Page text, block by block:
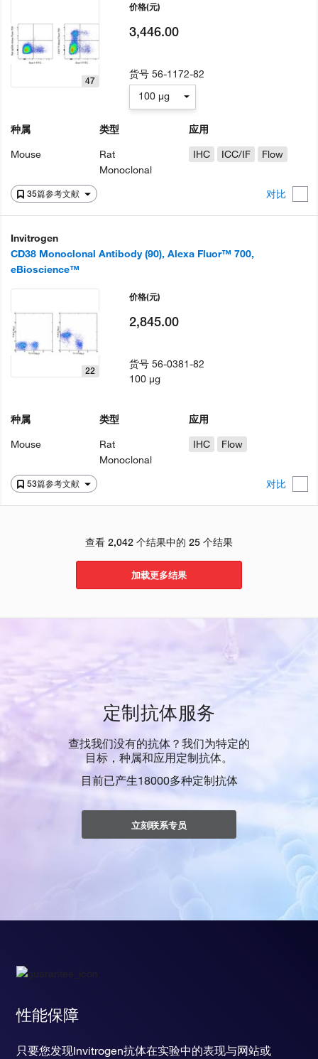
35篇参考文献 对比
47
种属
Mouse
类型
Rat
Monoclonal
应用
IHC
ICC/IF Flow
价格(元)
3,446.00
货号56-1172-82
100 µg
Invitrogen
CD38 Monoclonal Antibody (90), Alexa Fluor™ 700,
eBioscience™
53篇参考文献 对比
22
种属
Mouse
类型
Rat
Monoclonal
应用
IHC
Flow
价格(元)
2,845.00
货号56-0381-82
100 µg
查看 2,042 个结果中的 25 个结果
加载更多结果
定制抗体服务
查找我们没有的抗体？我们为特定的
目标，种属和应用定制抗体。
目前已产生18000多种定制抗体
立刻联系专员
性能保障
只要您发现Invitrogen抗体在实验中的表现与网站或